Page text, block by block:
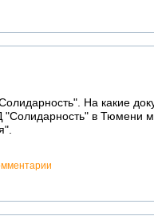
На какие
в Тюмени